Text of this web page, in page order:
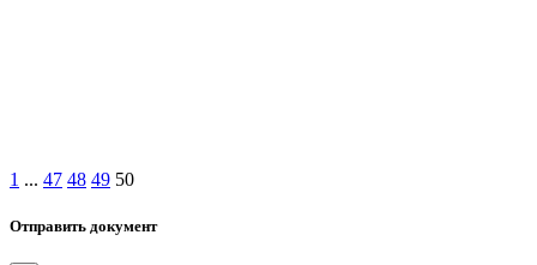
1 ... 47 48 49 50
Отправить документ